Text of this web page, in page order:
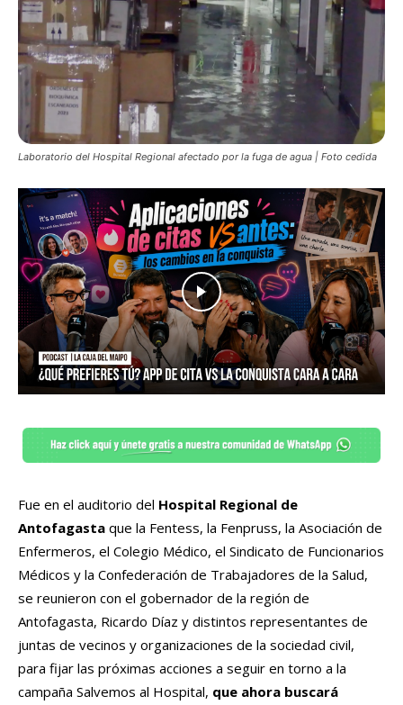
Laboratorio del Hospital Regional afectado por la fuga de agua | Foto cedida
Fue en el auditorio del Hospital Regional de
Antofagasta que la Fentess, la Fenpruss, la Asociación de
Enfermeros, el Colegio Médico, el Sindicato de Funcionarios
Médicos y la Confederación de Trabajadores de la Salud,
se reunieron con el gobernador de la región de
Antofagasta, Ricardo Díaz y distintos representantes de
juntas de vecinos y organizaciones de la sociedad civil,
para fijar las próximas acciones a seguir en torno a la
campaña Salvemos al Hospital, que ahora buscará